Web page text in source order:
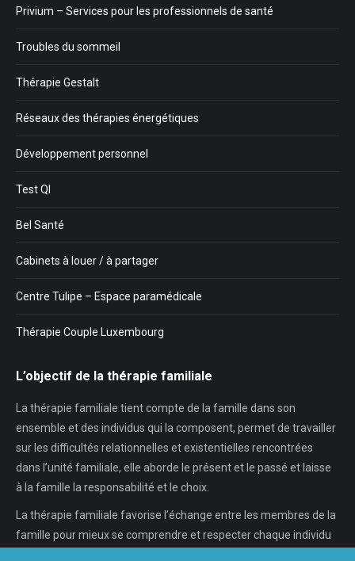
Privium – Services pour les professionnels de santé
Troubles du sommeil
Thérapie Gestalt
Réseaux des thérapies énergétiques
Développement personnel
Test QI
Bel Santé
Cabinets à louer / à partager
Centre Tulipe – Espace paramédicale
Thérapie Couple Luxembourg
L’objectif de la thérapie familiale
La thérapie familiale tient compte de la famille dans son
ensemble et des individus qui la composent, permet de travailler
sur les difficultés relationnelles et existentielles rencontrées
dans l’unité familiale, elle aborde le présent et le passé et laisse
à la famille la responsabilité et le choix.
La thérapie familiale favorise l’échange entre les membres de la
famille pour mieux se comprendre et respecter chaque individu